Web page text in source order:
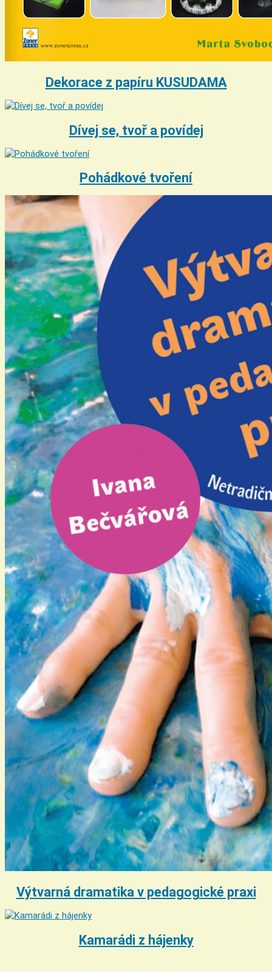
Dekorace z papíru KUSUDAMA
Dívej se, tvoř a povídej
Pohádkové tvoření
Výtvarná dramatika v pedagogické praxi
Kamarádi z hájenky